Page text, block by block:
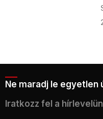
Ne maradj le egyetlen
Iratkozz fel a